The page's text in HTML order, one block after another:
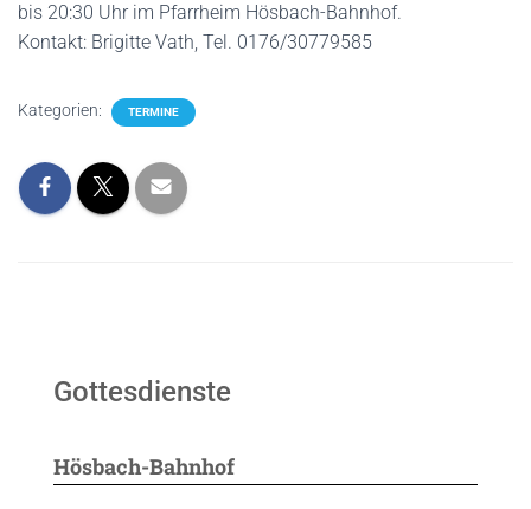
bis 20:30 Uhr im Pfarrheim Hösbach-Bahnhof.
Kontakt: Brigitte Vath, Tel. 0176/30779585
Kategorien: TERMINE
Gottesdienste
Hösbach-Bahnhof